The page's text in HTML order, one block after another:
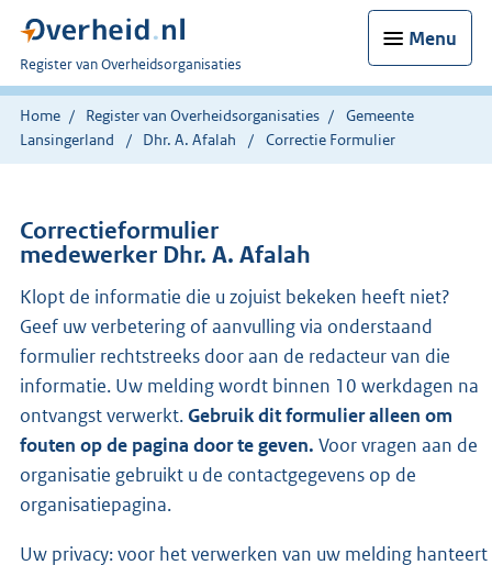
Menu
U
bent
nu
hier:
Register van Overheidsorganisaties
Home Register van Overheidsorganisaties
Gemeente
Lansingerland
Dhr. A. Afalah Correctie Formulier
Correctieformulier
medewerker Dhr. A. Afalah
Klopt de informatie die u zojuist bekeken heeft niet?
Geef uw verbetering of aanvulling via onderstaand
formulier rechtstreeks door aan de redacteur van die
informatie. Uw melding wordt binnen 10 werkdagen na
ontvangst verwerkt.Gebruik dit formulier alleen om
fouten op de pagina door te geven. Voor vragen aan de
organisatie gebruikt u de contactgegevens op de
organisatiepagina.
Uw privacy: voor het verwerken van uw melding hanteert